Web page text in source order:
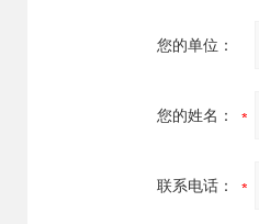
您的单位：
您的姓名：
联系电话：